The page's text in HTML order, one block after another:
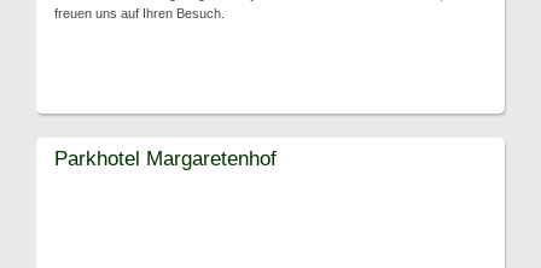
freuen uns auf Ihren Besuch.
Parkhotel Margaretenhof